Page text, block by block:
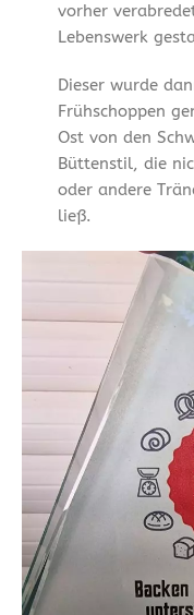
vorher
Lebenswerk
Dieser wurde
Frühschoppen
Ost von den
Büttenstil, die
oder andere
ließ.